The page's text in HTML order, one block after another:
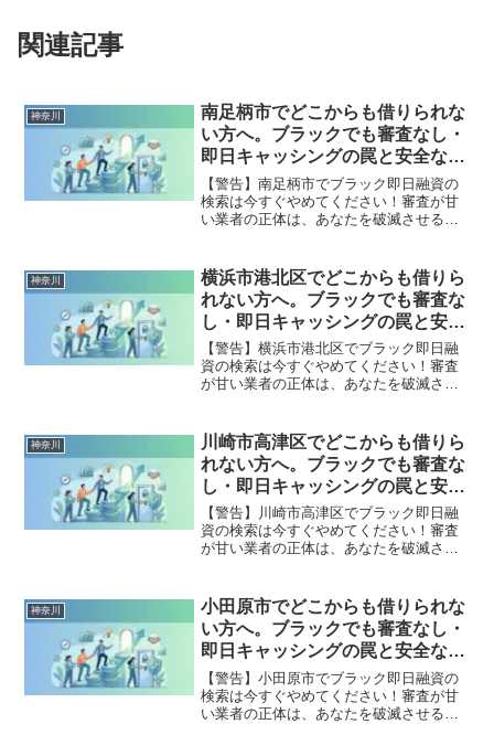
関連記事
神奈川
南足柄市でどこからも借りられな
い方へ。ブラックでも審査なし・
即日キャッシングの罠と安全な解
決策
【警告】南足柄市でブラック即日融資の
検索は今すぐやめてください！審査が甘
い業者の正体は、あなたを破滅させる闇
南足柄市で違法業者を避け、借金地獄か
ら抜け出した方々の実体験と確実な解決
策を完全公開。
神奈川
横浜市港北区でどこからも借りら
れない方へ。ブラックでも審査な
し・即日キャッシングの罠と安全
な解決策
【警告】横浜市港北区でブラック即日融
資の検索は今すぐやめてください！審査
が甘い業者の正体は、あなたを破滅させ
す。横浜市港北区で違法業者を避け、借
金地獄から抜け出した方々の実体験と確
実な解決策を完全公開。
神奈川
川崎市高津区でどこからも借りら
れない方へ。ブラックでも審査な
し・即日キャッシングの罠と安全
な解決策
【警告】川崎市高津区でブラック即日融
資の検索は今すぐやめてください！審査
が甘い業者の正体は、あなたを破滅させ
す。川崎市高津区で違法業者を避け、借
金地獄から抜け出した方々の実体験と確
実な解決策を完全公開。
神奈川
小田原市でどこからも借りられな
い方へ。ブラックでも審査なし・
即日キャッシングの罠と安全な解
決策
【警告】小田原市でブラック即日融資の
検索は今すぐやめてください！審査が甘
い業者の正体は、あなたを破滅させる闇